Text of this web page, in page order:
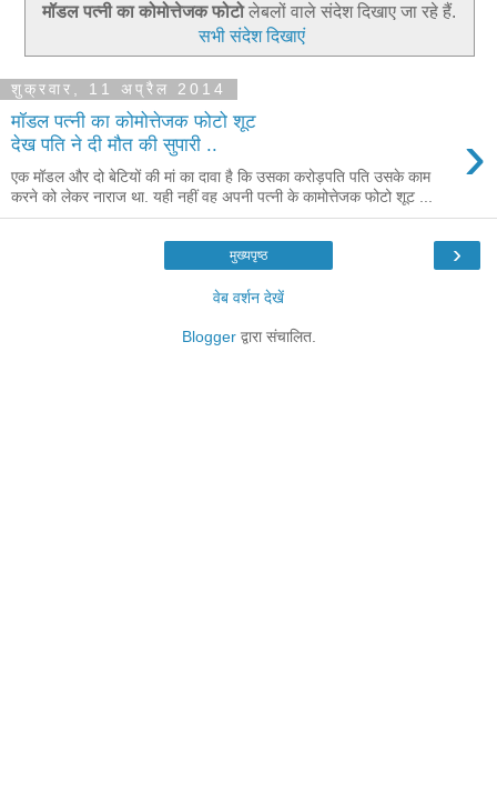
मॉडल पत्‍नी का कोमोत्तेजक फोटोलेबलों वाले संदेश दिखाए जा रहे हैं.
सभी संदेश दिखाएं
शुक्रवार, 11 अप्रैल 2014
मॉडल पत्‍नी का कोमोत्तेजक फोटो शूट
देख पति ने दी मौत की सुपारी ..
›
एक मॉडल और दो बेटियों की मां का दावा है कि उसका करोड़पति पति उसके काम
करने को लेकर नाराज था. यही नहीं वह अपनी पत्‍नी के कामोत्तेजक फोटो शूट ...
›
मुख्यपृष्ठ
वेब वर्शन देखें
Bloggerद्वारा संचालित.